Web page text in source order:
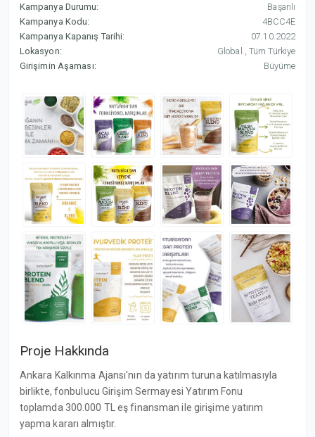
Kampanya Durumu:
Başarılı
Kampanya Kodu:
4BCC4E
Kampanya Kapanış Tarihi:
07.10.2022
Lokasyon:
Global , Tüm Türkiye
Girişimin Aşaması:
Büyüme
Proje Hakkında
Ankara Kalkınma Ajansı'nın da yatırım turuna katılmasıyla
birlikte, fonbulucu Girişim Sermayesi Yatırım Fonu
toplamda 300.000 TL eş finansman ile girişime yatırım
yapma kararı almıştır.